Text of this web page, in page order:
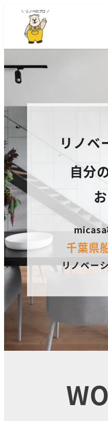
リノベ
自分
千葉県
リノベー